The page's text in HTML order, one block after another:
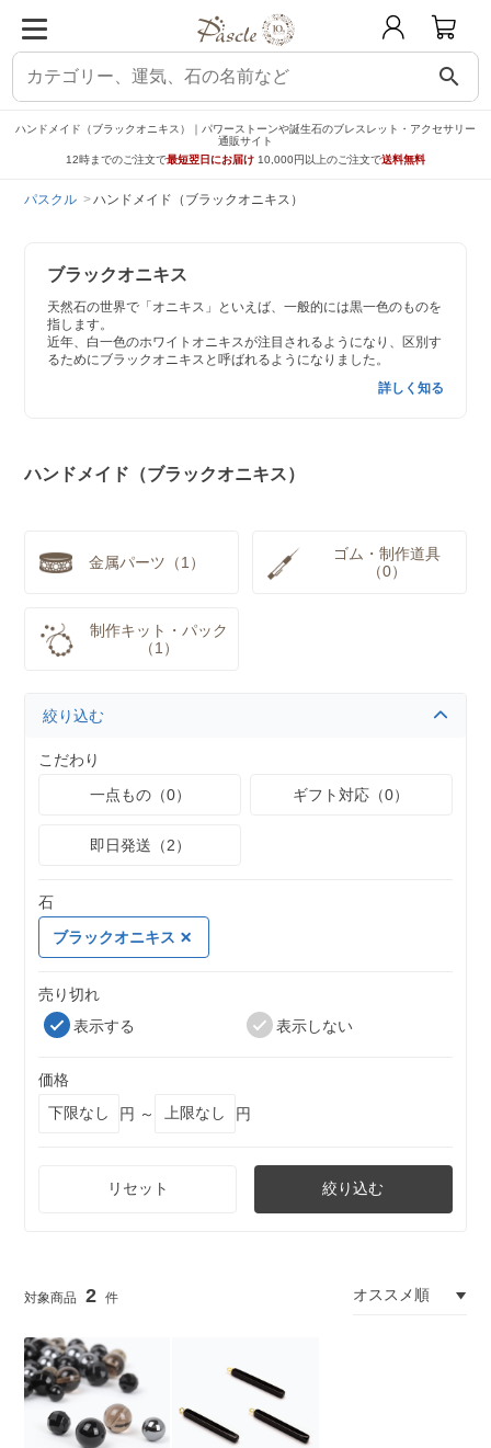
search
ハンドメイド（ブラックオニキス）｜パワーストーンや誕生石のブレスレット・アクセサリー
通販サイト
12時までのご注文で最短翌日にお届け 10,000円以上のご注文で送料無料
パスクル ハンドメイド（ブラックオニキス）
ブラックオニキス
天然石の世界で「オニキス」といえば、一般的には黒一色のものを
指します。
近年、白一色のホワイトオニキスが注目されるようになり、区別す
るためにブラックオニキスと呼ばれるようになりました。
詳しく知る
ハンドメイド（ブラックオニキス）
金属パーツ（1）
ゴム・制作道具
（0）
制作キット・パック
（1）
絞り込む
こだわり
一点もの（0）
ギフト対応（0）
即日発送（2）
石
ブラックオニキス
売り切れ
表示する
表示しない
価格
円 ～
円
リセット 絞り込む
2